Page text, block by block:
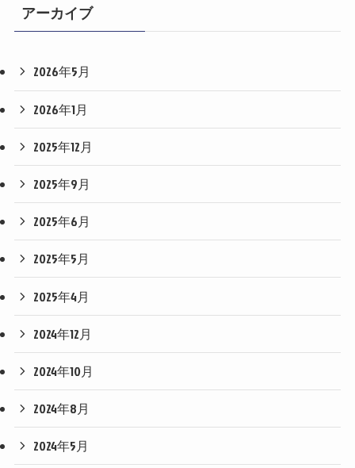
アーカイブ
2026年5月
2026年1月
2025年12月
2025年9月
2025年6月
2025年5月
2025年4月
2024年12月
2024年10月
2024年8月
2024年5月